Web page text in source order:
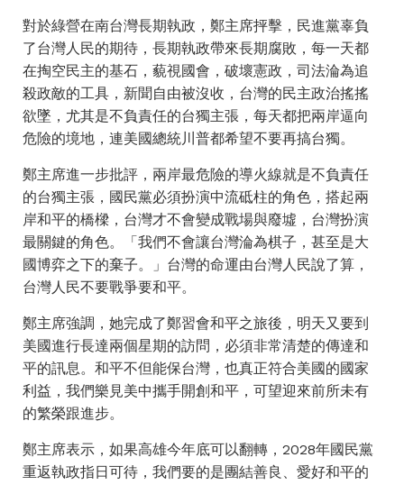
對於綠營在南台灣長期執政，鄭主席抨擊，民進黨辜負
了台灣人民的期待，長期執政帶來長期腐敗，每一天都
在掏空民主的基石，藐視國會，破壞憲政，司法淪為追
殺政敵的工具，新聞自由被沒收，台灣的民主政治搖搖
欲墜，尤其是不負責任的台獨主張，每天都把兩岸逼向
危險的境地，連美國總統川普都希望不要再搞台獨。
鄭主席進一步批評，兩岸最危險的導火線就是不負責任
的台獨主張，國民黨必須扮演中流砥柱的角色，搭起兩
岸和平的橋樑，台灣才不會變成戰場與廢墟，台灣扮演
最關鍵的角色。「我們不會讓台灣淪為棋子，甚至是大
國博弈之下的棄子。」台灣的命運由台灣人民說了算，
台灣人民不要戰爭要和平。
鄭主席強調，她完成了鄭習會和平之旅後，明天又要到
美國進行長達兩個星期的訪問，必須非常清楚的傳達和
平的訊息。和平不但能保台灣，也真正符合美國的國家
利益，我們樂見美中攜手開創和平，可望迎來前所未有
的繁榮跟進步。
鄭主席表示，如果高雄今年底可以翻轉，2028年國民黨
重返執政指日可待，我們要的是團結善良、愛好和平的